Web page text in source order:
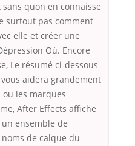
quon en connaisse
surtout pas comment
elle et créer une
Où. Encore
Le résumé ci-dessous
aidera grandement
les marques
After Effects affiche
ensemble de
de calque du